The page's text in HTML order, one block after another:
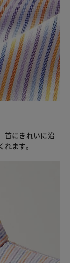
首にきれいに沿
ます。